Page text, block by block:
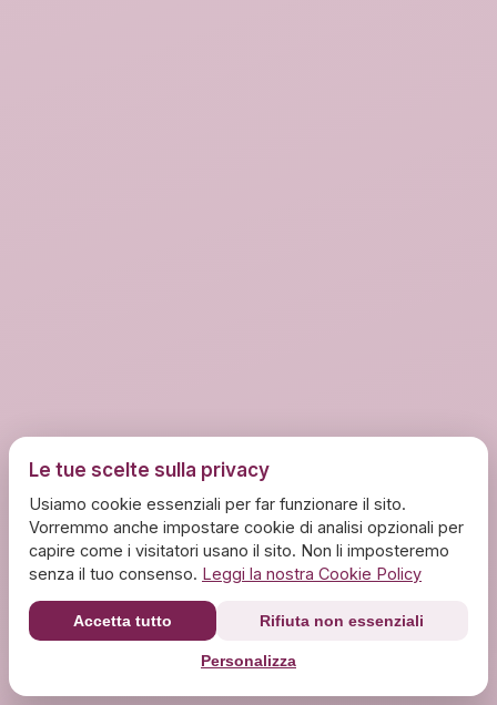
Le tue scelte sulla privacy
Usiamo cookie essenziali per far funzionare il sito.
Vorremmo anche impostare cookie di analisi opzionali per
capire come i visitatori usano il sito. Non li imposteremo
senza il tuo consenso. Leggi la nostra Cookie Policy
Accetta tutto Rifiuta non essenziali
Personalizza